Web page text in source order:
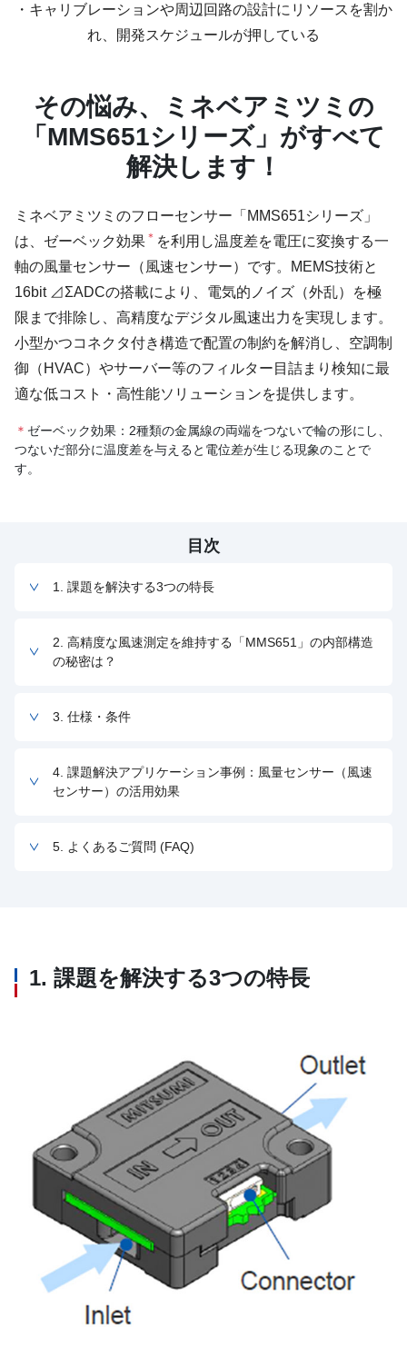
・キャリブレーションや周辺回路の設計にリソースを割か
れ、開発スケジュールが押している
その悩み、ミネベアミツミの
「MMS651シリーズ」がすべて
解決します！
ミネベアミツミのフローセンサー「MMS651シリーズ」
は、ゼーベック効果 ＊ を利用し温度差を電圧に変換する一
軸の風量センサー（風速センサー）です。MEMS技術と
16bit ⊿ΣADCの搭載により、電気的ノイズ（外乱）を極
限まで排除し、高精度なデジタル風速出力を実現します。
小型かつコネクタ付き構造で配置の制約を解消し、空調制
御（HVAC）やサーバー等のフィルター目詰まり検知に最
適な低コスト・高性能ソリューションを提供します。
＊ ゼーベック効果：2種類の金属線の両端をつないで輪の形にし、
つないだ部分に温度差を与えると電位差が生じる現象のことで
す。
目次
1. 課題を解決する3つの特長
2. 高精度な風速測定を維持する「MMS651」の内部構造
の秘密は？
3. 仕様・条件
4. 課題解決アプリケーション事例：風量センサー（風速
センサー）の活用効果
5. よくあるご質問 (FAQ)
1. 課題を解決する3つの特長